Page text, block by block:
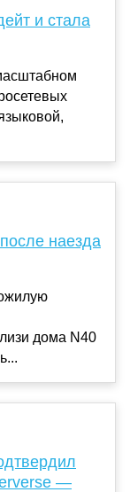
и стала
наезда
дома N40
—